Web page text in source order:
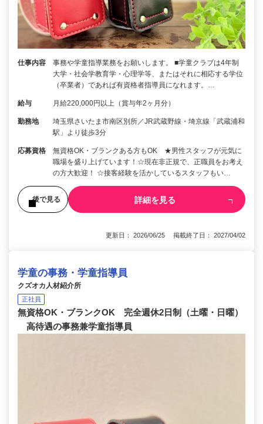
仕事内容
事務や学童指導業務をお願いします。 ■学童クラブは4年制
大学・社会学教育学・心理学等、またはそれに相応する学位
（卒業者）であれば有資格者指導員になれます。…
給与 月給220,000円以上（賞与年2ヶ月分）
勤務地
埼玉県さいたま市南区別所／JR武蔵野線・埼京線「武蔵浦和
駅」より徒歩3分
応募資格
無資格OK・ブランクある方もOK ★男性スタッフが元気に
職場を盛り上げています！☆現在非正規で、正職員をお考え
の方大歓迎！ ☆接客経験を活かしているスタッフもい…
後で見る 詳細を見る
更新日： 2026/06/25 掲載終了日： 2027/04/02
学童の事務・学童指導員
クズオカ人材紹介所
正社員
無資格OK・ブランクOK 完全週休2日制（土曜・日曜）
高待遇の事務兼学童指導員